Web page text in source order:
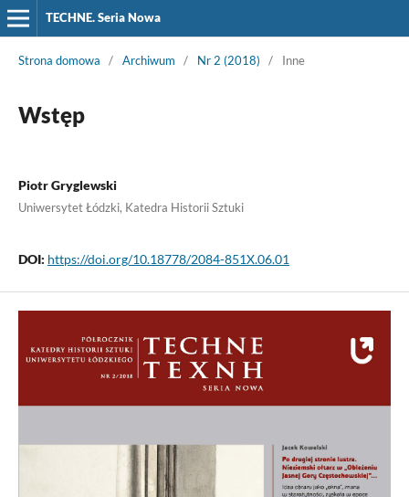
TECHNE. Seria Nowa
Strona domowa / Archiwum / Nr 2 (2018) / Inne
Wstęp
Piotr Gryglewski
Uniwersytet Łódzki, Katedra Historii Sztuki
DOI: https://doi.org/10.18778/2084-851X.06.01